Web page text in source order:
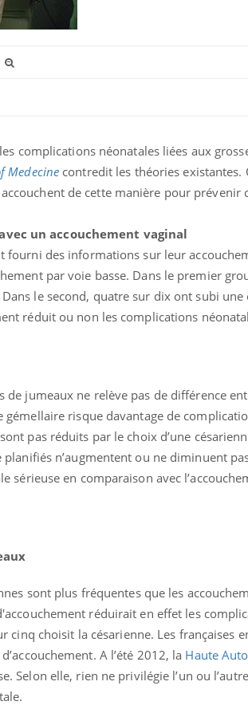
complications néonatales liées aux
Medecine contredit les théories existantes.
de cette manière pour prévenir
un accouchement vaginal
fourni des informations sur leur
par voie basse. Dans le premier
le second, quatre sur dix ont subi une
réduit ou non les complications
de jumeaux ne relève pas de différence
gémellaire risque davantage de
pas réduits par le choix d’une
planifiés n’augmentent ou ne diminuent
en comparaison avec
sont plus fréquentes que les
réduirait en effet les
cinq choisit la césarienne. Les françaises
A l’été 2012, la Haute
Selon elle, rien ne privilégie l’un ou
Cancer colorectal : une
stratégie simple aurait
changé la donne au Pays
basque
Chikungunya, dengue,
West Nile : que se passe-t-
il dans le sud de la France ?